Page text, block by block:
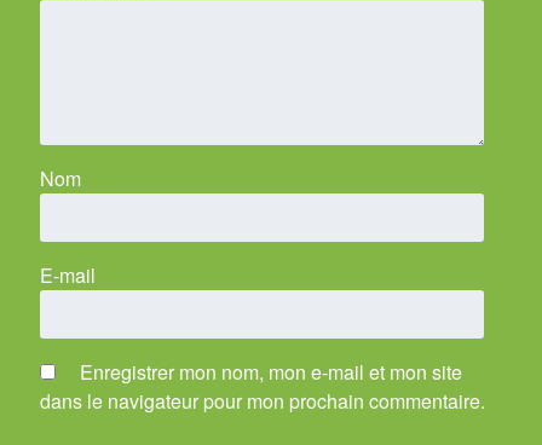
Nom
E-mail
Enregistrer mon nom, mon e-mail et mon site
dans le navigateur pour mon prochain commentaire.